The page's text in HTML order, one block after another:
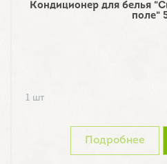
Кондиционер для белья
поле"
1 шт
Подробнее